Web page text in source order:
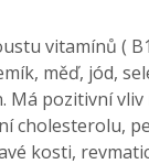
vitamínů (
měď, jód,
pozitivní vliv
cholesterolu,
kosti,